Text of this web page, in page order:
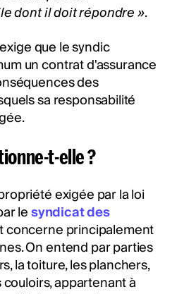
dont il doit répondre ».
que le syndic
un contrat d'assurance
des
sa responsabilité
t-elle ?
exigée par la loi
lesyndicat des
concerne principalement
On entend par parties
la toiture, les planchers,
appartenant à